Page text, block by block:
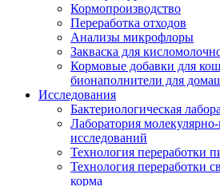
Кормопроизводство
Переработка отходов
Анализы микрофлоры
Закваска для
Кормовые добавки для
бионаполнители для
Исследования
Бактериологическая
Лаборатория
исследований
Технология переработки
Технология переработки
корма